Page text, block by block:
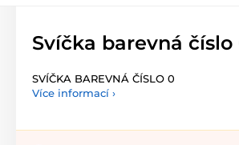
Svíčka barevná číslo
SVÍČKA BAREVNÁ ČÍSLO 0
Více informací ›